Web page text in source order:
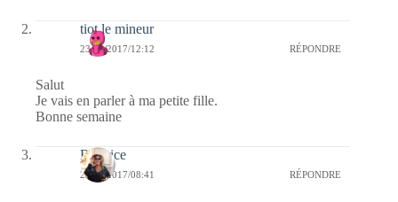
tiot le mineur
23/01/2017/12:12 RÉPONDRE
Salut
Je vais en parler à ma petite fille.
Bonne semaine
Beatrice
23/01/2017/08:41 RÉPONDRE